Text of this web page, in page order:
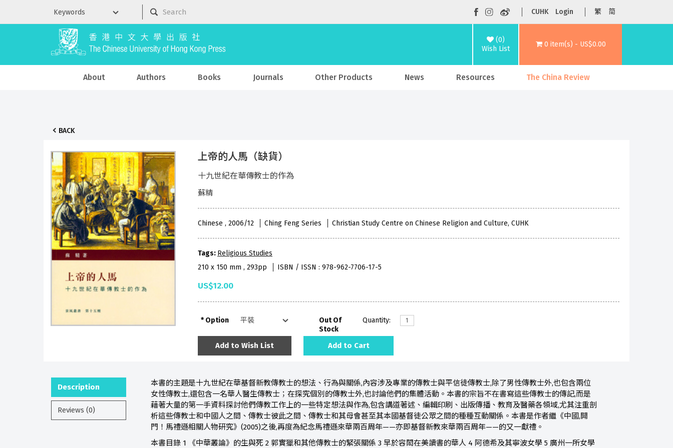
CUHK Login 繁 简
(0)
Wish List
0 item(s) - US$0.00
About Authors Books Journals Other Products News Resources The China Review
BACK
上帝的人馬（缺貨）
十九世紀在華傳教士的作為
蘇精
Chinese , 2006/12 Ching Feng Series Christian Study Centre on Chinese Religion and Culture, CUHK
Tags: Religious Studies
210 x 150 mm , 293pp
ISBN / ISSN : 978-962-7706-17-5
US$12.00
Option
Out Of
Stock
Quantity:
Add to Wish List Add to Cart
Description
Reviews (0)
本書的主題是十九世紀在華基督新教傳教士的想法、行為與關係,內容涉及專業的傳教士與平信徒傳教士,除了男性傳教士外,也包含兩位
女性傳教士,還包含一名華人醫生傳教士；在探究個別的傳教士外,也討論他們的集體活動。本書的宗旨不在書寫這些傳教士的傳記,而是
藉著大量的第一手資料探討他們傳教工作上的一些特定想法與作為,包含講道著述、編輯印刷、出版傳播、教育及醫藥各領域,尤其注重剖
析這些傳教士和中國人之間、傳教士彼此之間、傳教士和其母會甚至其本國基督徒公眾之間的種種互動關係。本書是作者繼《中國,開
門！馬禮遜相關人物研究》(2005)之後,再度為紀念馬禮遜來華兩百周年——亦即基督新教來華兩百周年——的又一獻禮。
本書目錄 1 《中華叢論》的生與死 2 郭實獵和其他傳教士的緊張關係 3 早於容閎在美讀書的華人 4 阿德希及其寧波女學 5 廣州一所女學